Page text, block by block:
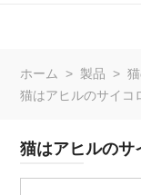
ホーム > 製品 >
猫はアヒルのサイコ
猫はアヒルのサ